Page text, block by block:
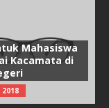
Mahasiswa
Kacamata di
2018